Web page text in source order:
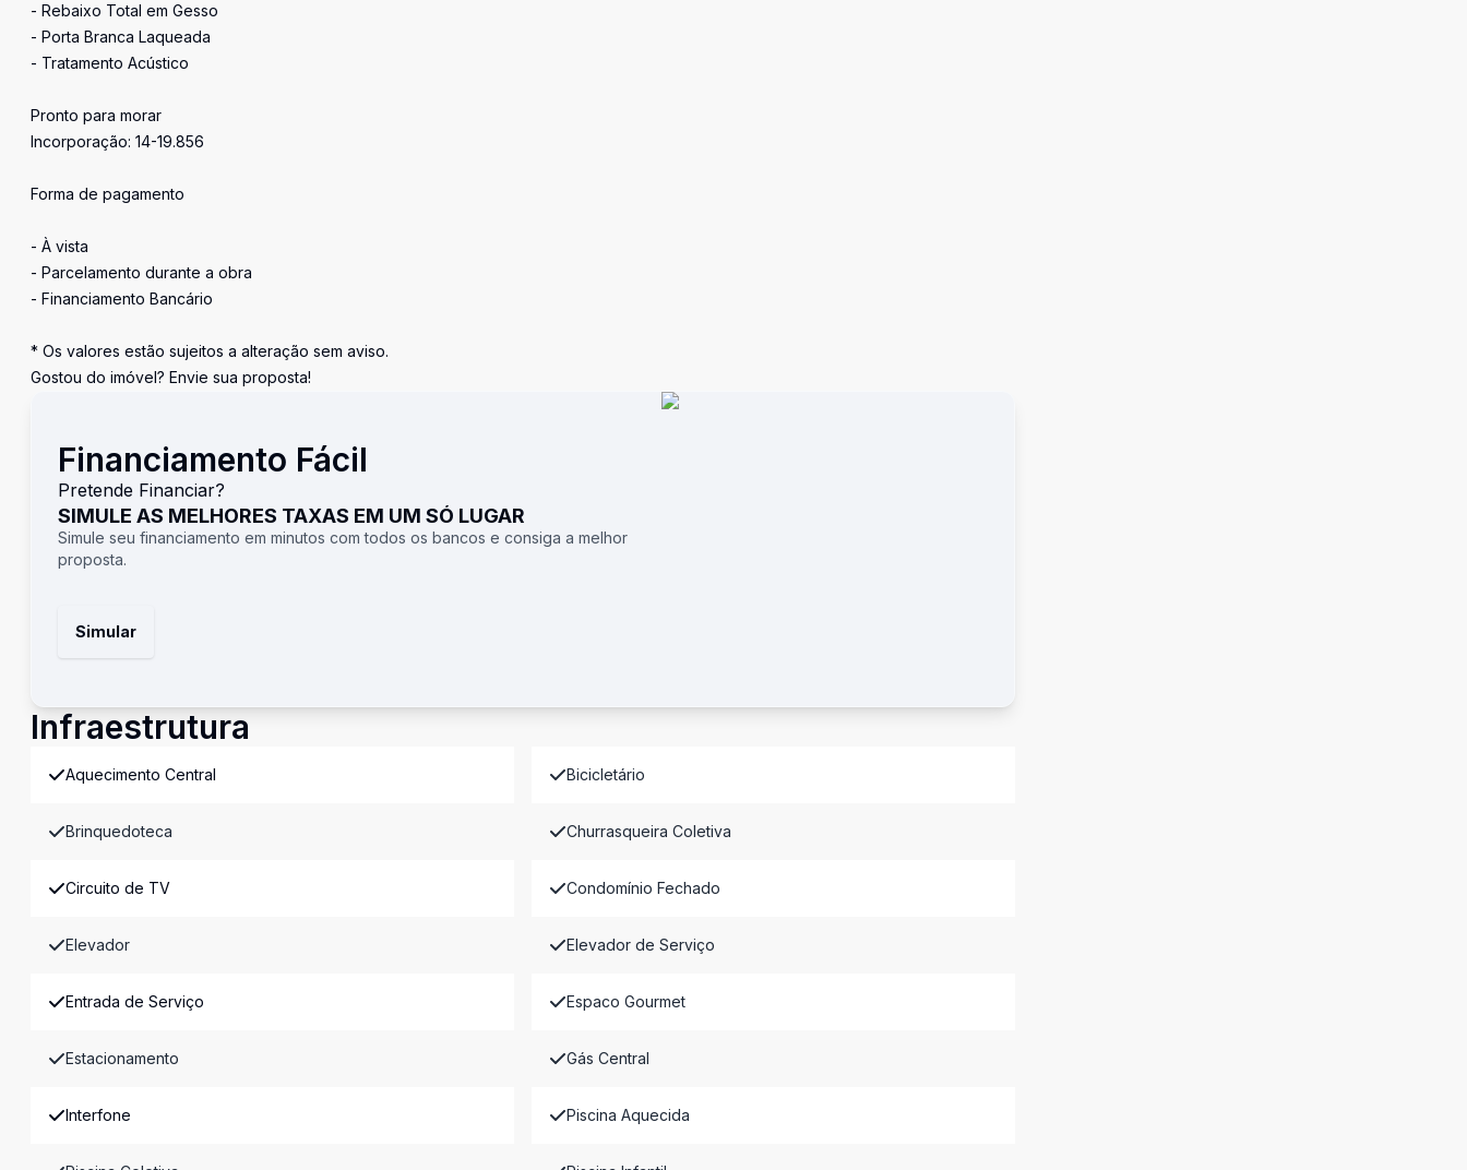
- Rebaixo Total em Gesso
- Porta Branca Laqueada
- Tratamento Acústico
Pronto para morar
Incorporação: 14-19.856
Forma de pagamento
- À vista
- Parcelamento durante a obra
- Financiamento Bancário
* Os valores estão sujeitos a alteração sem aviso.
Gostou do imóvel? Envie sua proposta!
Financiamento Fácil
Pretende Financiar?
SIMULE AS MELHORES TAXAS EM UM SÓ LUGAR
Simule seu financiamento em minutos com todos os bancos e consiga a melhor
proposta.
Simular
Infraestrutura
Aquecimento Central Bicicletário
Brinquedoteca Churrasqueira Coletiva
Circuito de TV Condomínio Fechado
Elevador Elevador de Serviço
Entrada de Serviço Espaco Gourmet
Estacionamento Gás Central
Interfone Piscina Aquecida